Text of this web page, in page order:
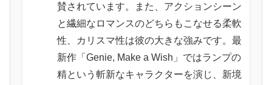
賛されています。また、アクションシーン
と繊細なロマンスのどちらもこなせる柔軟
性、カリスマ性は彼の大きな強みです。最
新作「Genie, Make a Wish」ではランプの
精という斬新なキャラクターを演じ、新境